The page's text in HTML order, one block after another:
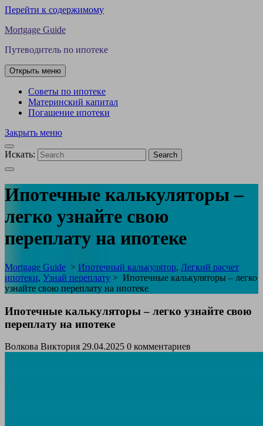
Перейти к содержимому
Mortgage Guide
Путеводитель по ипотеке
Открыть меню
Советы по ипотеке
Материнский капитал
Погашение ипотеки
Закрыть меню
Искать: Search
Ипотечные калькуляторы –
легко узнайте свою
переплату на ипотеке
Mortgage Guide > Ипотечный калькулятор, Легкий расчет
ипотеки, Узнай переплату > Ипотечные калькуляторы – легко
узнайте свою переплату на ипотеке
Ипотечные калькуляторы – легко узнайте свою
переплату на ипотеке
Волкова Виктория 29.04.2025 0 комментариев